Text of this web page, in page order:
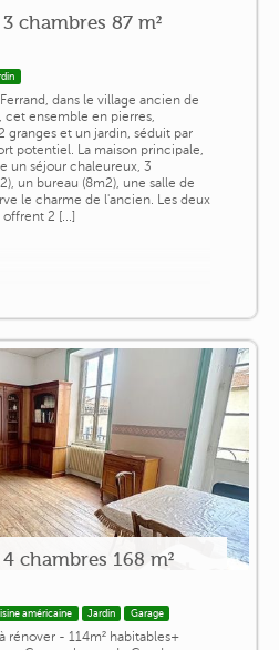
chambres 87 m²
dans le village ancien de
cet ensemble en pierres,
granges et un jardin, séduit par
potentiel. La maison principale,
un séjour chaleureux, 3
un bureau (8m2), une salle de
le charme de l'ancien. Les deux
2 [...]
chambres 168 m²
américaine Jardin Garage
rénover - 114m² habitables+